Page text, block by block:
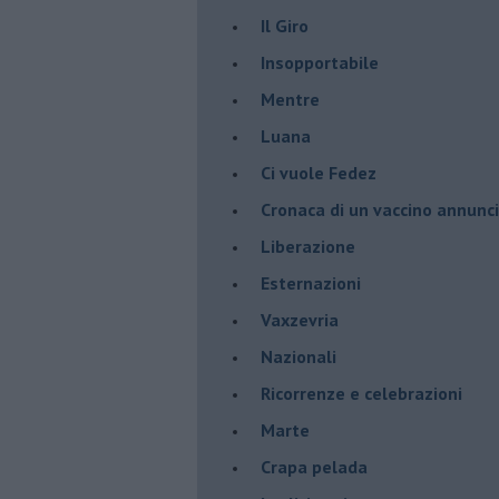
​Il Giro
Insopportabile
​Mentre
Luana
​Ci vuole Fedez
​Cronaca di un vaccino
​Liberazione
Esternazioni
Vaxzevria
Nazionali
​Ricorrenze e celebrazioni
Marte
​Crapa pelada